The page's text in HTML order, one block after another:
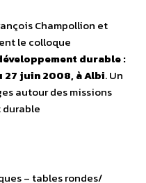
Champollion et
le colloque
durable :
27 juin 2008, à Albi. Un
autour des missions
durable
– tables rondes/